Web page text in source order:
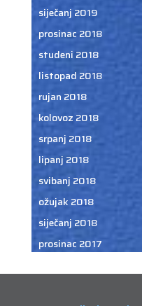
siječanj 2019
prosinac 2018
studeni 2018
listopad 2018
rujan 2018
kolovoz 2018
srpanj 2018
lipanj 2018
svibanj 2018
ožujak 2018
siječanj 2018
prosinac 2017